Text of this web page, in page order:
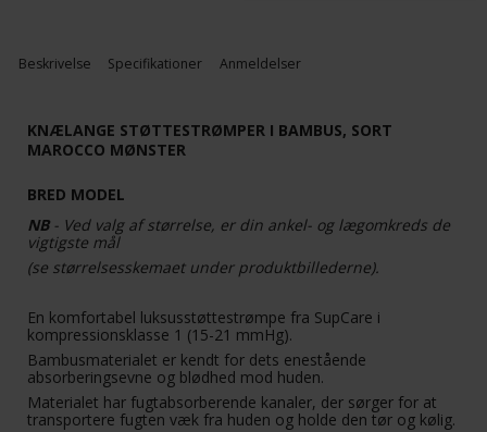
Beskrivelse Specifikationer Anmeldelser
KNÆLANGE STØTTESTRØMPER I BAMBUS, SORT
MAROCCO MØNSTER
BRED MODEL
NB- Ved valg af størrelse, er din ankel- og lægomkreds de
vigtigste mål
(se størrelsesskemaet under produktbillederne).
En komfortabel luksusstøttestrømpe fra SupCare i
kompressionsklasse 1 (15-21 mmHg).
Bambusmaterialet er kendt for dets enestående
absorberingsevne og blødhed mod huden.
Materialet har fugtabsorberende kanaler, der sørger for at
transportere fugten væk fra huden og holde den tør og kølig.